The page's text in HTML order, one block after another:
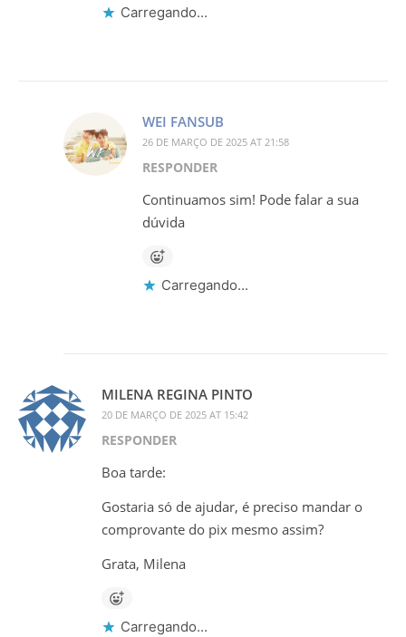
Carregando...
WEI FANSUB
26 DE MARÇO DE 2025 AT 21:58
RESPONDER
Continuamos sim! Pode falar a sua
dúvida
Carregando...
MILENA REGINA PINTO
20 DE MARÇO DE 2025 AT 15:42
RESPONDER
Boa tarde:
Gostaria só de ajudar, é preciso mandar o
comprovante do pix mesmo assim?
Grata, Milena
Carregando...